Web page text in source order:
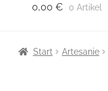
0,00 € 0 Artikel
Start Artesanie